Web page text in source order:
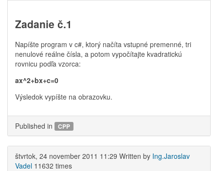
Zadanie č.1
Napíšte program v c#, ktorý načíta vstupné premenné, tri
nenulové reálne čísla, a potom vypočítajte kvadratickú
rovnicu podľa vzorca:
ax^2+bx+c=0
Výsledok vypíšte na obrazovku.
Published in CPP
štvrtok, 24 november 2011 11:29 Written by Ing.Jaroslav
Vadel 11632 times